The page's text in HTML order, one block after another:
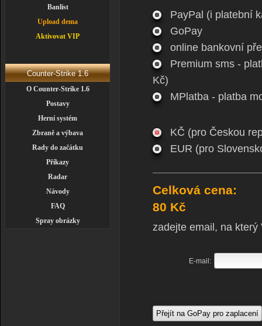
PayPal (i platební
GoPay
online bankovní
Premium sms -
Kč)
MPlatba - platba
KČ (pro Českou
EUR (pro
Celková cena:
80 Kč
zadejte email, na který
E-mail:
Banlist
Upload dema
Aktivovat VIP
Counter-Strike 1.6
O Counter-Strike 1.6
Postavy
Herní systém
Zbraně a výbava
Rady do začátku
Příkazy
Radar
Návody
FAQ
Spray obrázky